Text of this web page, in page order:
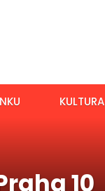
KULTURA
10